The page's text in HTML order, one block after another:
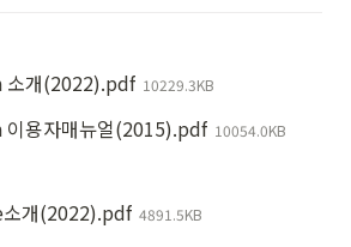
개(2022).pdf 10229.3KB
용자매뉴얼(2015).pdf 10054.0KB
개(2022).pdf 4891.5KB